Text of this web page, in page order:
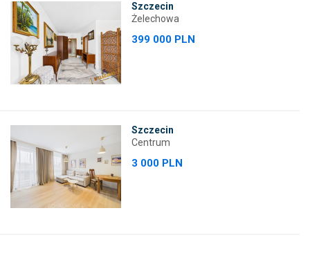
Szczecin
Żelechowa
399 000 PLN
Szczecin
Centrum
3 000 PLN